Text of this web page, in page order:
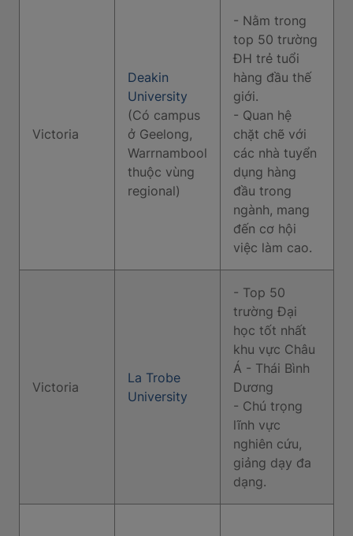
Victoria
Deakin
University
(Có campus
ở Geelong,
Warrnambool
thuộc vùng
regional)
- Nằm trong
top 50 trường
ĐH trẻ tuổi
hàng đầu thế
giới.
- Quan hệ
chặt chẽ với
các nhà tuyển
dụng hàng
đầu trong
ngành, mang
đến cơ hội
việc làm cao.
Victoria
La Trobe
University
- Top 50
trường Đại
học tốt nhất
khu vực Châu
Á - Thái Bình
Dương
- Chú trọng
lĩnh vực
nghiên cứu,
giảng dạy đa
dạng.